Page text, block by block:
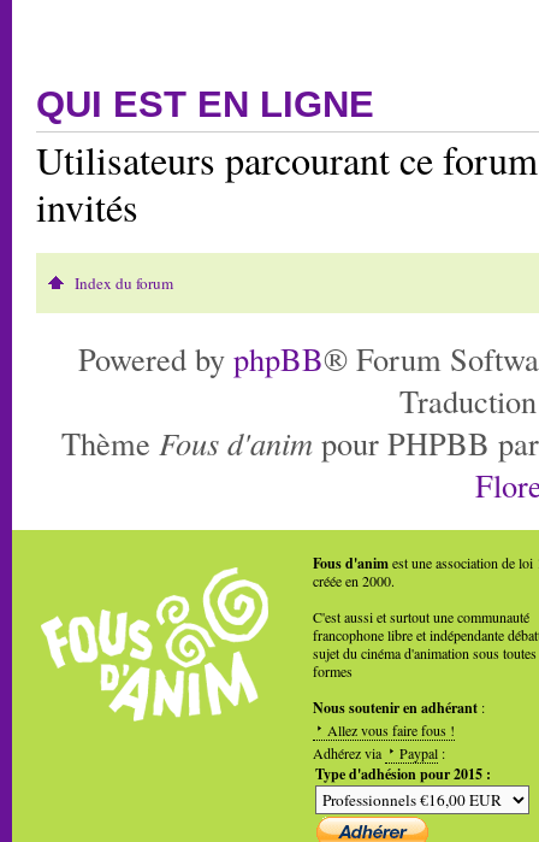
QUI EST EN LIGNE
Utilisateurs parcourant ce
invités
Index du forum
Powered by phpBB® Forum
Thème Fous d'anim pour PHPBB
Fous d'animest une association de loi
créée en 2000.
C'est aussi et surtout une communauté
francophone libre et indépendante
sujet du cinéma d'animation sous toutes
formes
Nous soutenir en adhérant :
Allez vous faire fous !
Adhérez via
Paypal :
Type d'adhésion pour 2015 :